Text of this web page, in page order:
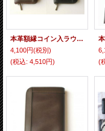
本革額縁コイン入ラウンドバース 全2色
4,100円(税別)
(税込: 4,510円)
(